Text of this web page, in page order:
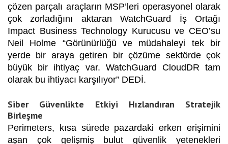
çözen parçalı araçların MSP’leri operasyonel olarak
çok zorladığını aktaran WatchGuard İş Ortağı
Impact Business Technology Kurucusu ve CEO’su
Neil Holme “Görünürlüğü ve müdahaleyi tek bir
yerde bir araya getiren bir çözüme sektörde çok
büyük bir ihtiyaç var. WatchGuard CloudDR tam
olarak bu ihtiyacı karşılıyor” DEDİ.
Siber Güvenlikte Etkiyi Hızlandıran Stratejik
Birleşme
Perimeters, kısa sürede pazardaki erken erişimini
aşan çok gelişmiş bulut güvenlik yetenekleri